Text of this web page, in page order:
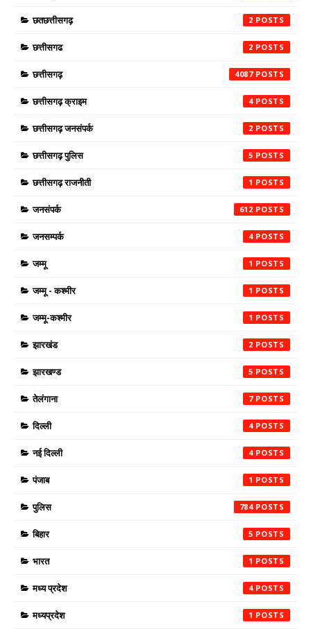
छतछत्तीसगढ़ 2
छत्तीसगढ 2
छत्तीसगढ़ 4087
छत्तीसगढ़ क्राइम 4
छत्तीसगढ़ जनसंपर्क 2
छत्तीसगढ़ पुलिस 5
छत्तीसगढ़ राजनीती 1
जनसंपर्क 612
जनसम्पर्क 4
जम्मू 1
जम्मू - कश्मीर 1
जम्मू-कश्मीर 1
झारखंड 2
झारखण्ड 5
तेलंगाना 7
दिल्ली 4
नई दिल्ली 4
पंजाब 1
पुलिस 784
बिहार 5
भारत 1
मध्य प्रदेश 4
मध्यप्रदेश 1